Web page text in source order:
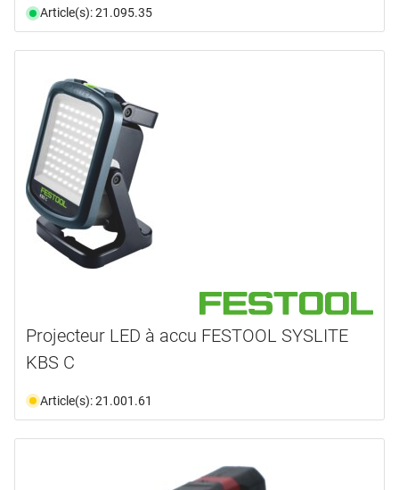
Article(s): 21.095.35
Projecteur LED à accu FESTOOL SYSLITE
KBS C
Article(s): 21.001.61